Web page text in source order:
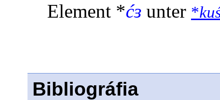
Element *ćɜ unter *
Bibliográfia